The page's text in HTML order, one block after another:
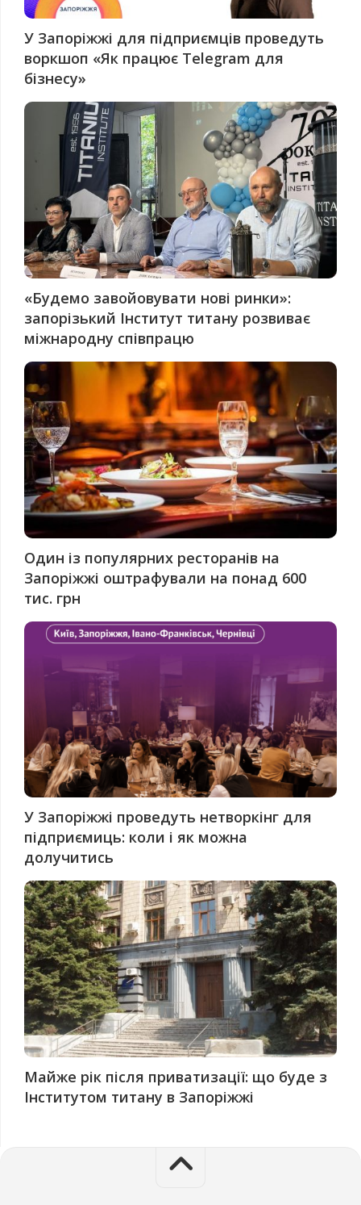
У Запоріжжі для підприємців проведуть
воркшоп «Як працює Telegram для
бізнесу»
«Будемо завойовувати нові ринки»:
запорізький Інститут титану розвиває
міжнародну співпрацю
Один із популярних ресторанів на
Запоріжжі оштрафували на понад 600
тис. грн
У Запоріжжі проведуть нетворкінг для
підприємиць: коли і як можна
долучитись
Майже рік після приватизації: що буде з
Інститутом титану в Запоріжжі